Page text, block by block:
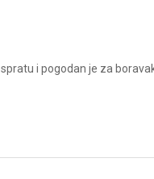
i pogodan je za